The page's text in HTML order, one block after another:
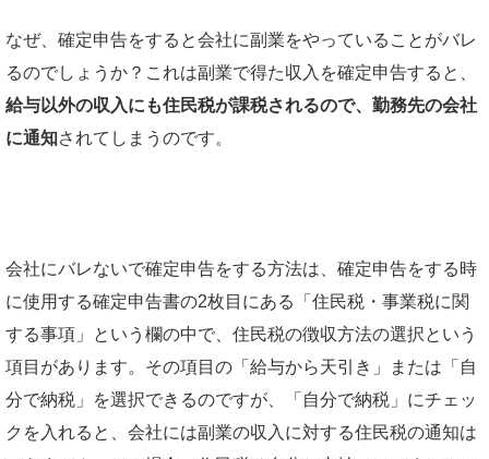
なぜ、確定申告をすると会社に副業をやっていることがバレ
るのでしょうか？これは副業で得た収入を確定申告すると、
給与以外の収入にも住民税が課税されるので、勤務先の会社
に通知されてしまうのです。
会社にバレないで確定申告をする方法は、確定申告をする時
に使用する確定申告書の2枚目にある「住民税・事業税に関
する事項」という欄の中で、住民税の徴収方法の選択という
項目があります。その項目の「給与から天引き」または「自
分で納税」を選択できるのですが、「自分で納税」にチェッ
クを入れると、会社には副業の収入に対する住民税の通知は